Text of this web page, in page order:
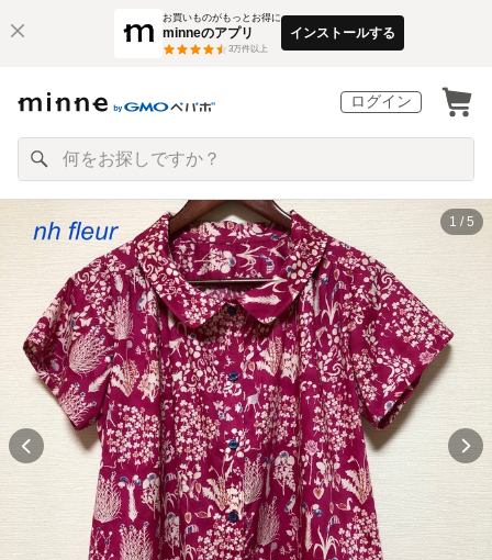
お買いものがもっとお得に
minneのアプリ
3万件以上
インストールする
ログイン
1 / 5